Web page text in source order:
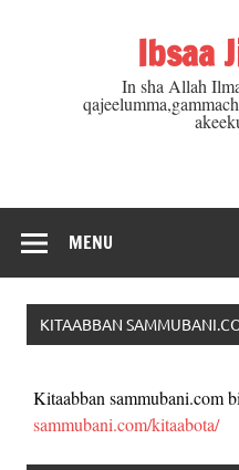
Ibsaa
In sha Allah
MENU
KITAABBAN
Kitaabban sammubani.com
sammubani.com/kitaabota/